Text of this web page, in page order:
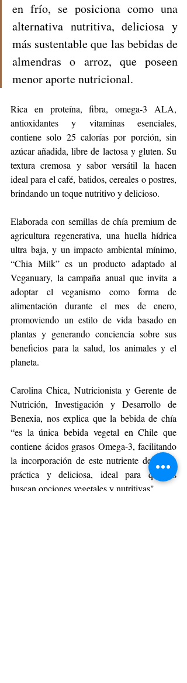
en frío, se posiciona como una
alternativa nutritiva, deliciosa y
más sustentable que las bebidas de
almendras o arroz, que poseen
menor aporte nutricional.
Rica en proteína, fibra, omega-3 ALA,
antioxidantes y vitaminas esenciales,
contiene solo 25 calorías por porción, sin
azúcar añadida, libre de lactosa y gluten. Su
textura cremosa y sabor versátil la hacen
ideal para el café, batidos, cereales o postres,
brindando un toque nutritivo y delicioso.
Elaborada con semillas de chía premium de
agricultura regenerativa, una huella hídrica
ultra baja, y un impacto ambiental mínimo,
“Chia Milk” es un producto adaptado al
Veganuary, la campaña anual que invita a
adoptar el veganismo como forma de
alimentación durante el mes de enero,
promoviendo un estilo de vida basado en
plantas y generando conciencia sobre sus
beneficios para la salud, los animales y el
planeta.
Carolina Chica, Nutricionista y Gerente de
Nutrición, Investigación y Desarrollo de
Benexia, nos explica que la bebida de chía
“es la única bebida vegetal en Chile que
contiene ácidos grasos Omega-3, facilitando
la incorporación de este nutriente de forma
práctica y deliciosa, ideal para quienes
buscan opciones vegetales y nutritivas".